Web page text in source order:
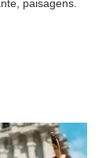
paisagens.